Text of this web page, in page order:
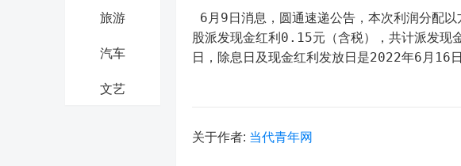
旅游
汽车
文艺
6月9日消息，圆通速递公告，本次利润分配
股派发现金红利0.15元（含税），共计派发
日，除息日及现金红利发放日是2022年6月16日
关于作者: 当代青年网